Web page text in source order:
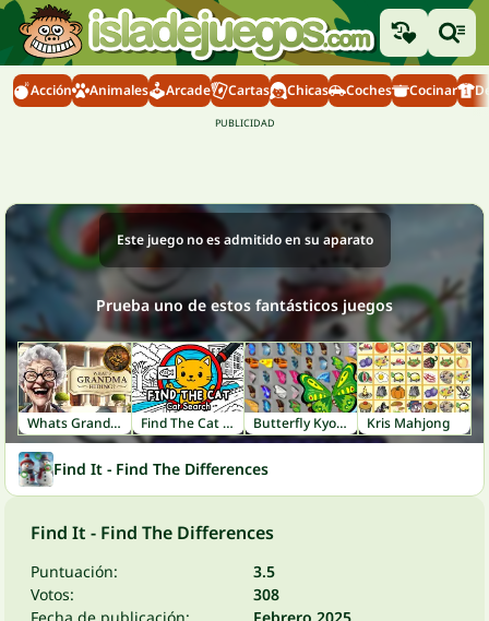
Acción Animales Arcade Cartas Chicas Coches Cocinar
Este juego no es admitido en su aparato
Prueba uno de estos fantásticos juegos
Whats Grandma Hiding Find The Cat - Cat Search Butterfly Kyodai Kris Mahjong
Find It - Find The Differences
Find It - Find The Differences
Puntuación:
3.5
Votos:
308
Fecha de publicación:
Febrero 2025